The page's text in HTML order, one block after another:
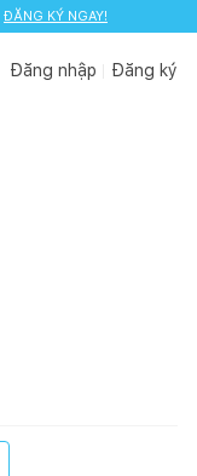
ĐĂNG KÝ NGAY!
Đăng nhập Đăng ký